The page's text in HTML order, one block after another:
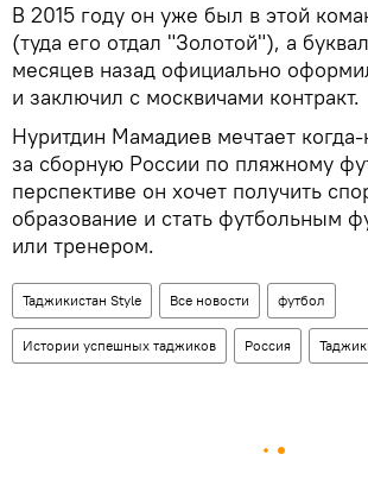
В 2015 году он уже был в этой
(туда его отдал "Золотой"), а
месяцев назад официально
и заключил с москвичами контракт.
Нуритдин Мамадиев мечтает когда-
за сборную России по пляжному
перспективе он хочет получить
образование и стать футбольным
или тренером.
Таджикистан Style Все новости футбол
Истории успешных таджиков Россия